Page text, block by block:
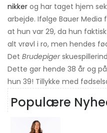
nikker og har taget hjem
arbejde. Ifølge Bauer
at hun var 29, da hun
alt vrøvl i ro, men hendes
Det Brudepiger
Dette gør hende 38 år og
hun 39! Tillykke med
Populære